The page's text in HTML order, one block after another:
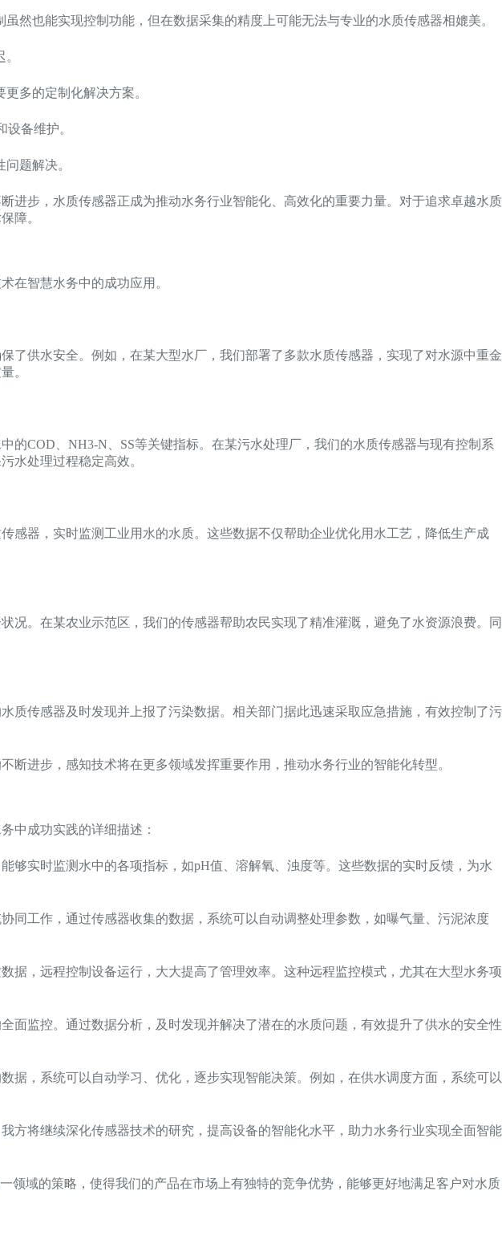
然也能实现控制功能，但在数据采集的精度上可能无法与专业的水质传感器相媲美。
多的定制化解决方案。
备维护。
题解决。
进步，水质传感器正成为推动水务行业智能化、高效化的重要力量。对于追求卓越水质
障。
在智慧水务中的成功应用。
供水安全。例如，在某大型水厂，我们部署了多款水质传感器，实现了对水源中重金
。
COD、NH3-N、SS等关键指标。在某污水处理厂，我们的水质传感器与现有控制系
水处理过程稳定高效。
感器，实时监测工业用水的水质。这些数据不仅帮助企业优化用水工艺，降低生产成
。在某农业示范区，我们的传感器帮助农民实现了精准灌溉，避免了水资源浪费。同
质传感器及时发现并上报了污染数据。相关部门据此迅速采取应急措施，有效控制了污
进步，感知技术将在更多领域发挥重要作用，推动水务行业的智能化转型。
中成功实践的详细描述：
实时监测水中的各项指标，如pH值、溶解氧、浊度等。这些数据的实时反馈，为水
同工作，通过传感器收集的数据，系统可以自动调整处理参数，如曝气量、污泥浓度
，远程控制设备运行，大大提高了管理效率。这种远程监控模式，尤其在大型水务项
监控。通过数据分析，及时发现并解决了潜在的水质问题，有效提升了供水的安全性
，系统可以自动学习、优化，逐步实现智能决策。例如，在供水调度方面，系统可以
方将继续深化传感器技术的研究，提高设备的智能化水平，助力水务行业实现全面智能
域的策略，使得我们的产品在市场上有独特的竞争优势，能够更好地满足客户对水质